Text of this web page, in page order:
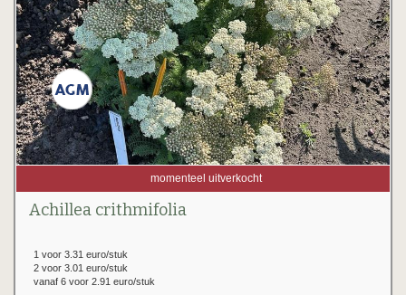
momenteel uitverkocht
Achillea crithmifolia
1 voor 3.31 euro/stuk
2 voor 3.01 euro/stuk
vanaf 6 voor 2.91 euro/stuk